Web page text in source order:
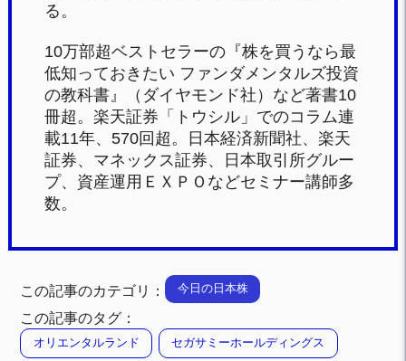
る。
10万部超ベストセラーの『株を買うなら最
低知っておきたい ファンダメンタルズ投資
の教科書』（ダイヤモンド社）など著書10
冊超。楽天証券「トウシル」でのコラム連
載11年、570回超。日本経済新聞社、楽天
証券、マネックス証券、日本取引所グルー
プ、資産運用ＥＸＰＯなどセミナー講師多
数。
この記事のカテゴリ： 今日の日本株
この記事のタグ：
オリエンタルランド セガサミーホールディングス